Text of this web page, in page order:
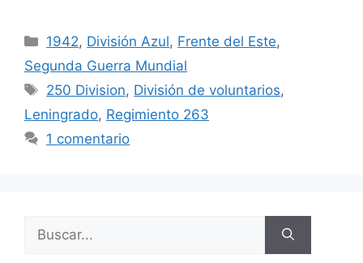
Categorías
1942, División Azul, Frente del Este,
Segunda Guerra Mundial
Etiquetas
250 Division, División de voluntarios,
Leningrado, Regimiento 263
1 comentario